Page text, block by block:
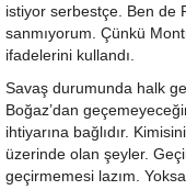
istiyor serbestçe. Ben de
sanmıyorum. Çünkü
ifadelerini kullandı.
Savaş durumunda halk
Boğaz’dan
ihtiyarına bağlıdır.
üzerinde olan şeyler.
geçirmemesi lazım.